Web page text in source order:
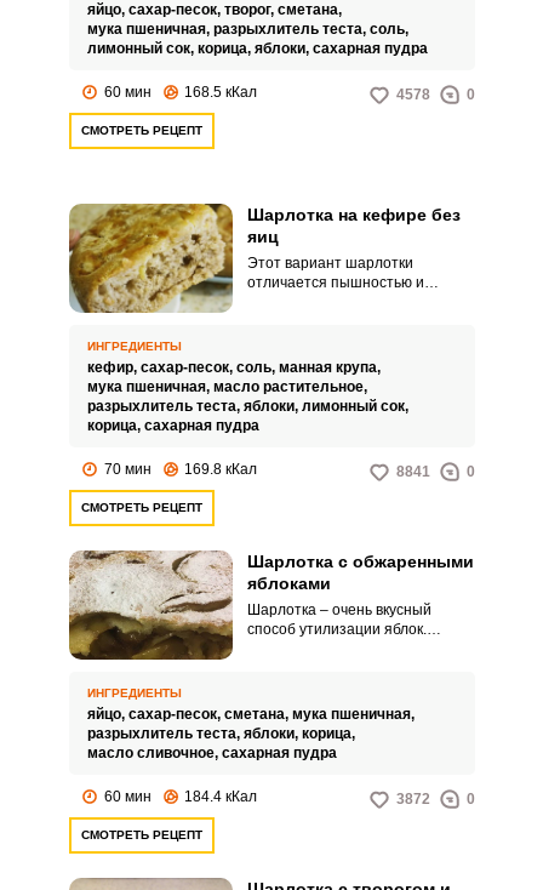
яйцо, сахар-песок, творог, сметана,
мука пшеничная, разрыхлитель теста, соль,
лимонный сок, корица, яблоки, сахарная пудра
60 мин 168.5 кКал 4578 0
СМОТРЕТЬ РЕЦЕПТ
Шарлотка на кефире без
яиц
Этот вариант шарлотки
отличается пышностью и
крупа придает шарлотке
влажную рассыпчатость.
ИНГРЕДИЕНТЫ
кефир, сахар-песок, соль, манная крупа,
мука пшеничная, масло растительное,
разрыхлитель теста, яблоки, лимонный сок,
корица, сахарная пудра
70 мин 169.8 кКал 8841 0
СМОТРЕТЬ РЕЦЕПТ
Шарлотка с обжаренными
яблоками
Шарлотка – очень вкусный
способ утилизации яблок.
сочность и нежность, а этот
аромат как никакой другой
ассоциируется с домашним
уютом.
ИНГРЕДИЕНТЫ
яйцо, сахар-песок, сметана, мука пшеничная,
разрыхлитель теста, яблоки, корица,
масло сливочное, сахарная пудра
60 мин 184.4 кКал 3872 0
СМОТРЕТЬ РЕЦЕПТ
ВХОД НА САЙТ РЕГИСТРАЦИЯ
с помощью социальных сетей: